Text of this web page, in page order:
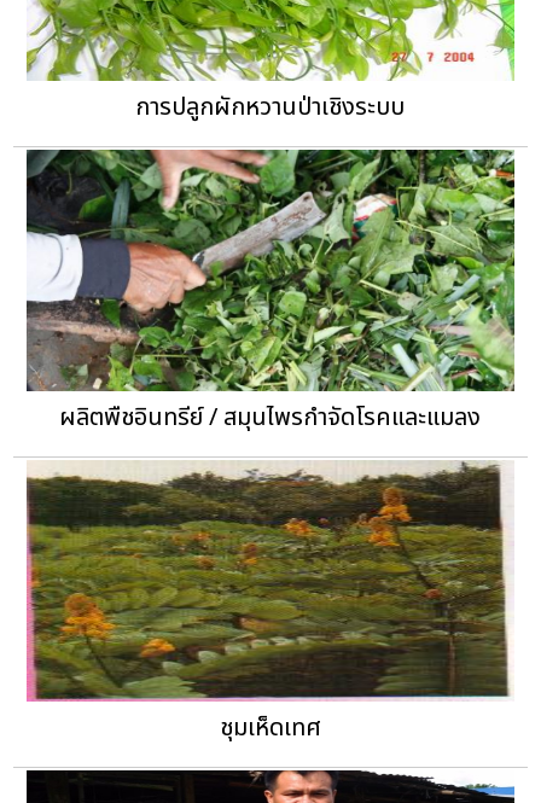
การปลูกผักหวานป่าเชิงระบบ
ผลิตพืชอินทรีย์ / สมุนไพรกำจัดโรคและแมลง
ชุมเห็ดเทศ